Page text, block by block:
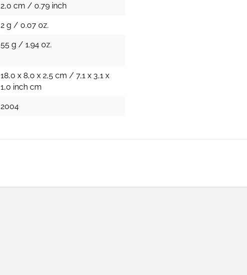
2,0 cm / 0.79 inch
2 g / 0.07 oz.
55 g / 1.94 oz.
18,0 x 8,0 x 2,5 cm / 7,1 x 3,1 x
1,0 inch cm
2004